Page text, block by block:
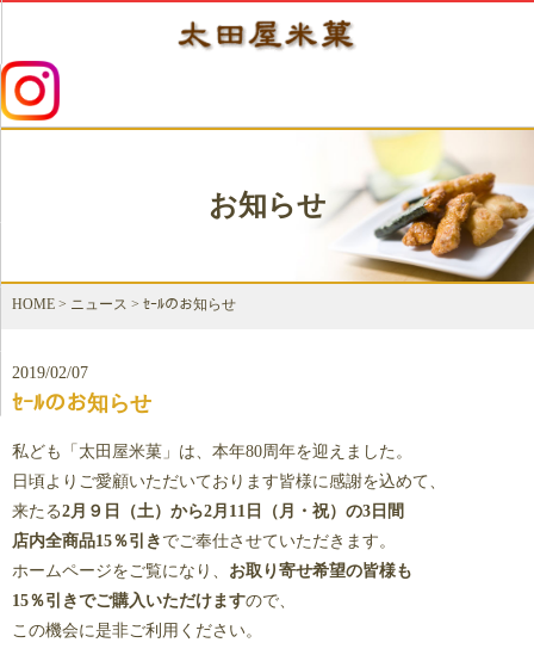
お知らせ
HOME > ニュース > ｾｰﾙのお知らせ
2019/02/07
ｾｰﾙのお知らせ
私ども「太田屋米菓」は、本年80周年を迎えました。
日頃よりご愛顧いただいております皆様に感謝を込めて、
来たる2月９日（土）から2月11日（月・祝）の3日間
店内全商品15％引き でご奉仕させていただきます。
ホームページをご覧になり、 お取り寄せ希望の皆様も
15％引きでご購入いただけますので、
この機会に是非ご利用ください。